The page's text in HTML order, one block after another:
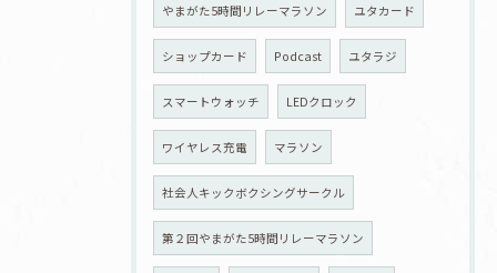
やまがた5時間リレーマラソン ユタカード
ショップカード Podcast ユタラジ
スマートウォッチ LEDクロック
ワイヤレス充電 マラソン
社会人キックボクシングサークル
第２回やまがた5時間リレーマラソン